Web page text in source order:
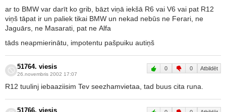
ar to BMW var darīt ko grib, bāzt viņā iekšā R6 vai V6 vai pat R12
viņš tāpat ir un paliek tikai BMW un nekad nebūs ne Ferari, ne
Jaguārs, ne Masarati, pat ne Alfa
tāds neapmierinātu, impotentu pašpuiku autiņš
51764. viesis
26.novembris 2002 17:07
0 0 Atbildēt
R12 tuulinj iebaaziisim Tev seezhamvietaa, tad buus cita runa.
51766. viesis